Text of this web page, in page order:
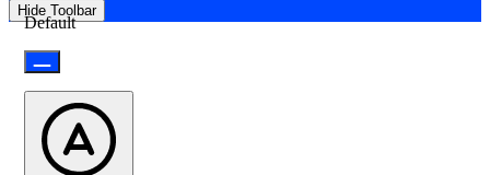
Hide Toolbar
Default